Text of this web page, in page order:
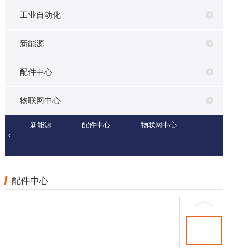
工业自动化
新能源
配件中心
物联网中心
PLC
新能源
光伏扬 离网逆
配件中心 物联网中心
‹
配件中心